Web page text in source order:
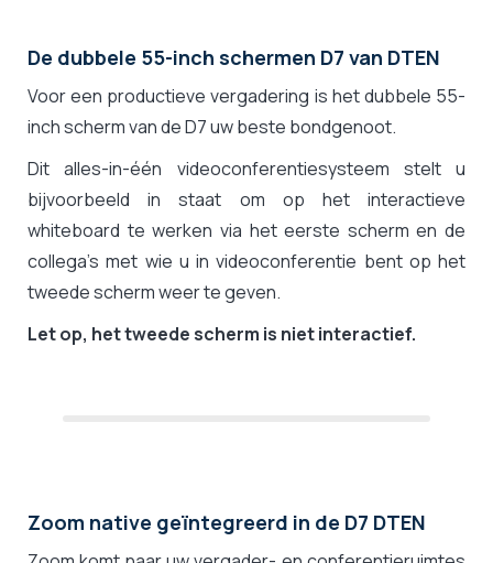
De dubbele 55-inch schermen D7 van DTEN
Voor een productieve vergadering is het dubbele 55-
inch scherm van de D7 uw beste bondgenoot.
Dit alles-in-één videoconferentiesysteem stelt u
bijvoorbeeld in staat om op het interactieve
whiteboard te werken via het eerste scherm en de
collega's met wie u in videoconferentie bent op het
tweede scherm weer te geven.
Let op, het tweede scherm is niet interactief.
Zoom native geïntegreerd in de D7 DTEN